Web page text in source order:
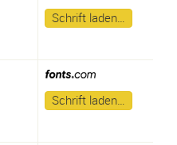
Schrift laden…
Schrift laden…